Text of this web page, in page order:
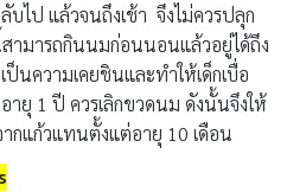
บไป แล้วจนถึงเช้า จึงไม่ควรปลุก
ามารถกินนมก่อนนอนแล้วอยู่ได้ถึง
นความเคยชินและทำให้เด็กเบื่อ
ายุ 1 ปี ควรเลิกขวดนม ดังนั้นจึงให้
กแก้วแทนตั้งแต่อายุ 10 เดือน